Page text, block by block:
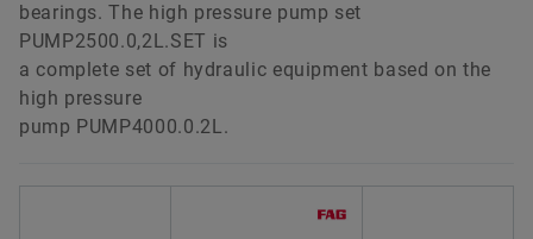
bearings. The high pressure pump set
PUMP2500.0,2L.SET is
a complete set of hydraulic equipment based on the
high pressure
pump PUMP4000.0.2L.